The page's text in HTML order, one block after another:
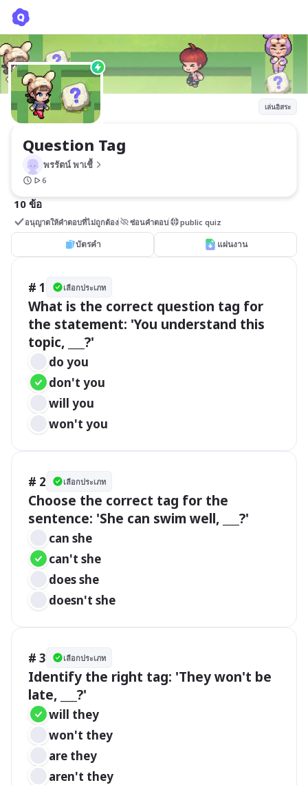
เล่นอิสระ
Question Tag
พรรัตน์ พาเชื้
6
10 ข้อ
อนุญาตให้คำตอบที่ไม่ถูกต้อง ซ่อนคำตอบ public quiz
บัตรคำ แผ่นงาน
# 1 เลือกประเภท
What is the correct question tag for
the statement: 'You understand this
topic, ___?'
do you
don't you
will you
won't you
# 2 เลือกประเภท
Choose the correct tag for the
sentence: 'She can swim well, ___?'
can she
can't she
does she
doesn't she
# 3 เลือกประเภท
Identify the right tag: 'They won't be
late, ___?'
will they
won't they
are they
aren't they